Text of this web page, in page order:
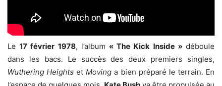
Le17 février 1978, l’album « The Kick Inside »déboule
dans les bacs. Le succès des deux premiers singles,
Wuthering Heights etMoving a bien préparé le terrain. En